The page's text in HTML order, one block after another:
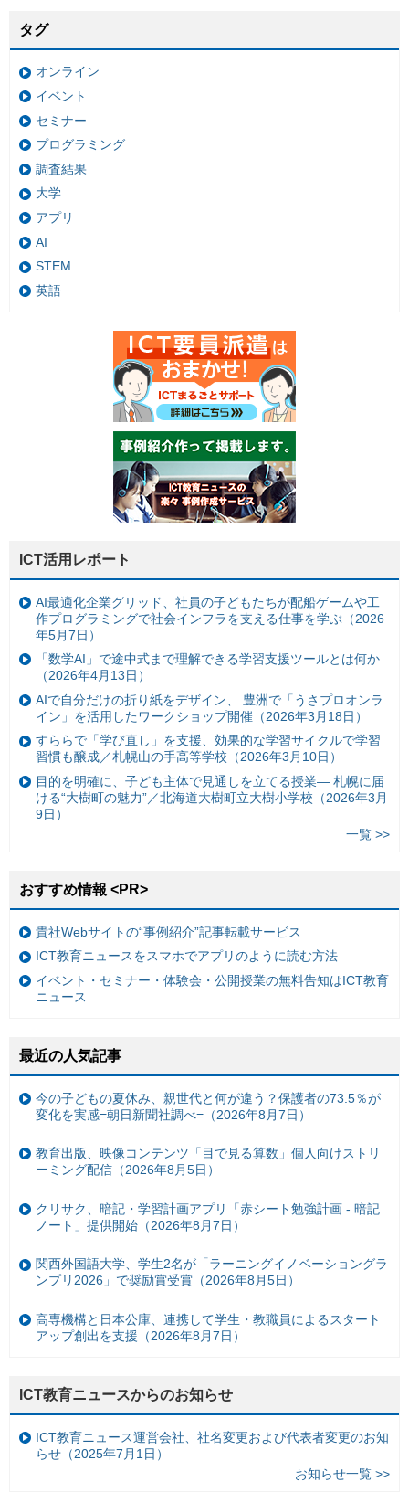
タグ
オンライン
イベント
セミナー
プログラミング
調査結果
大学
アプリ
AI
STEM
英語
ICT活用レポート
AI最適化企業グリッド、社員の子どもたちが配船ゲームや工
作プログラミングで社会インフラを支える仕事を学ぶ（2026
年5月7日）
「数学AI」で途中式まで理解できる学習支援ツールとは何か
（2026年4月13日）
AIで自分だけの折り紙をデザイン、 豊洲で「うさプロオンラ
イン」を活用したワークショップ開催（2026年3月18日）
すららで「学び直し」を支援、効果的な学習サイクルで学習
習慣も醸成／札幌山の手高等学校（2026年3月10日）
目的を明確に、子ども主体で見通しを立てる授業— 札幌に届
ける“大樹町の魅力”／北海道大樹町立大樹小学校（2026年3月
9日）
一覧 >>
おすすめ情報 <PR>
貴社Webサイトの“事例紹介”記事転載サービス
ICT教育ニュースをスマホでアプリのように読む方法
イベント・セミナー・体験会・公開授業の無料告知はICT教育
ニュース
最近の人気記事
今の子どもの夏休み、親世代と何が違う？保護者の73.5％が
変化を実感=朝日新聞社調べ=（2026年8月7日）
教育出版、映像コンテンツ「目で見る算数」個人向けストリ
ーミング配信（2026年8月5日）
クリサク、暗記・学習計画アプリ「赤シート勉強計画 - 暗記
ノート」提供開始（2026年8月7日）
関西外国語大学、学生2名が「ラーニングイノベーショングラ
ンプリ2026」で奨励賞受賞（2026年8月5日）
高専機構と日本公庫、連携して学生・教職員によるスタート
アップ創出を支援（2026年8月7日）
ICT教育ニュースからのお知らせ
ICT教育ニュース運営会社、社名変更および代表者変更のお知
らせ（2025年7月1日）
お知らせ一覧 >>